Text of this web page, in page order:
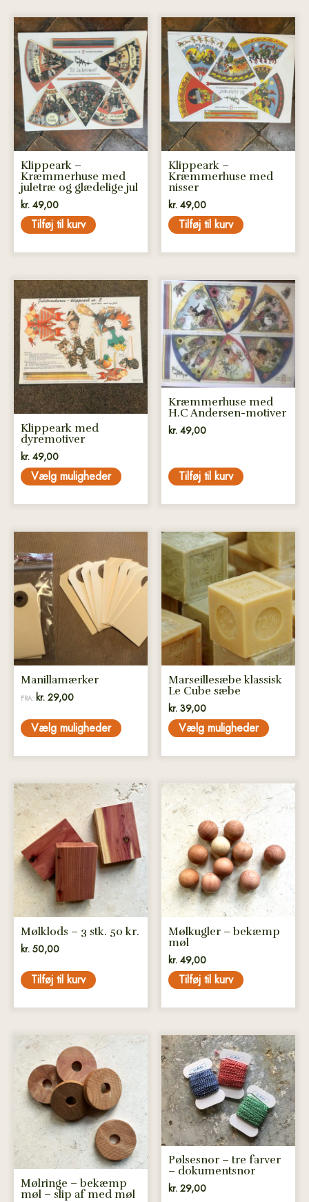
Klippeark –
Kræmmerhuse med
juletræ og glædelige jul
kr. 49,00
Tilføj til kurv
Klippeark –
Kræmmerhuse med
nisser
kr. 49,00
Tilføj til kurv
Klippeark med
dyremotiver
kr. 49,00
Vælg muligheder
Dette
vare
har
flere
varianter.
Mulighederne
kan
vælges
på
varesiden
Kræmmerhuse med
H.C Andersen-motiver
kr. 49,00
Tilføj til kurv
Manillamærker
FRA: kr. 29,00
Vælg muligheder
vare
har
flere
varianter.
Mulighederne
vælges
varesiden
Marseillesæbe klassisk
Le Cube sæbe
kr. 39,00
Vælg muligheder
Dette
vare
har
flere
varianter.
Mulighederne
kan
vælges
varesiden
Mølklods – 3 stk. 50 kr.
kr. 50,00
Tilføj til kurv
Mølkugler – bekæmp
møl
kr. 49,00
Tilføj til kurv
Mølringe – bekæmp
møl – slip af med møl
Pølsesnor – tre farver
– dokumentsnor
kr. 29,00
Dette
vare
har
flere
varianter.
Mulighederne
kan
vælges
på
varesiden